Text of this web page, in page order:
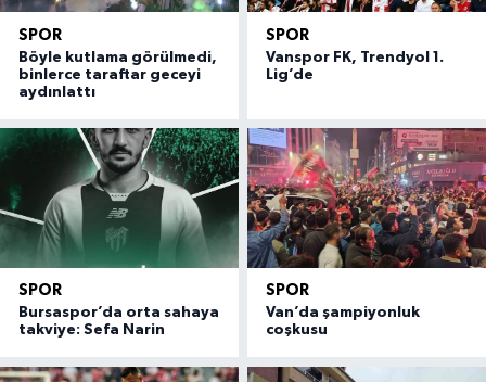
SPOR
Böyle kutlama görülmedi,
binlerce taraftar geceyi
aydınlattı
SPOR
Vanspor FK, Trendyol 1.
Lig’de
SPOR
Bursaspor’da orta sahaya
takviye: Sefa Narin
SPOR
Van’da şampiyonluk
coşkusu